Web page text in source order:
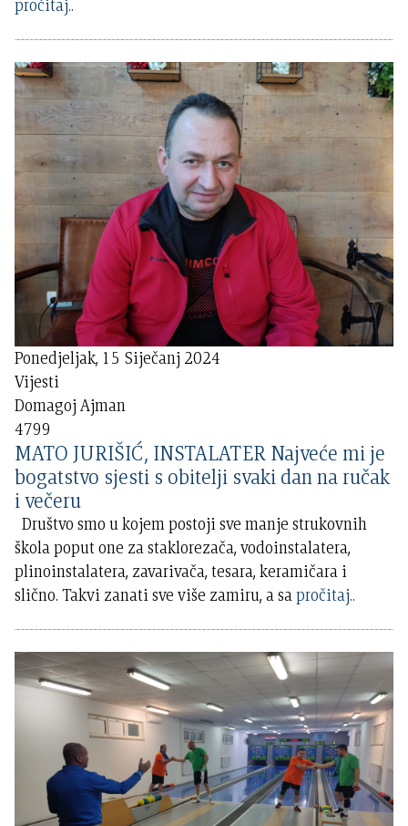
pročitaj..
Ponedjeljak, 15 Siječanj 2024
Vijesti
Domagoj Ajman
4799
MATO JURIŠIĆ, INSTALATER Najveće mi je
bogatstvo sjesti s obitelji svaki dan na ručak
i večeru
Društvo smo u kojem postoji sve manje strukovnih
škola poput one za staklorezača, vodoinstalatera,
plinoinstalatera, zavarivača, tesara, keramičara i
slično. Takvi zanati sve više zamiru, a sapročitaj..